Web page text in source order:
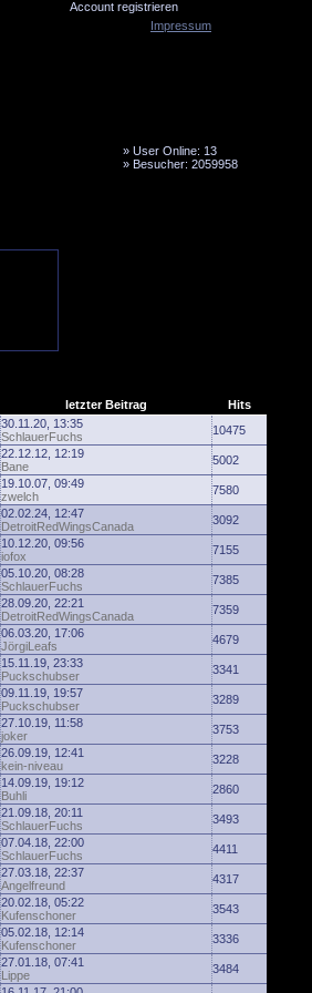
Account registrieren
» User Online: 13
» Besucher: 2059958
letzter Beitrag
Hits
30.11.20, 13:35
SchlauerFuchs
10475
22.12.12, 12:19
Bane
5002
19.10.07, 09:49
zwelch
7580
02.02.24, 12:47
DetroitRedWingsCanada
3092
10.12.20, 09:56
iofox
7155
05.10.20, 08:28
SchlauerFuchs
7385
28.09.20, 22:21
DetroitRedWingsCanada
7359
06.03.20, 17:06
JörgiLeafs
4679
15.11.19, 23:33
Puckschubser
3341
09.11.19, 19:57
Puckschubser
3289
27.10.19, 11:58
joker
3753
26.09.19, 12:41
kein-niveau
3228
14.09.19, 19:12
Buhli
2860
21.09.18, 20:11
SchlauerFuchs
3493
07.04.18, 22:00
SchlauerFuchs
4411
27.03.18, 22:37
Angelfreund
4317
20.02.18, 05:22
Kufenschoner
3543
05.02.18, 12:14
Kufenschoner
3336
27.01.18, 07:41
Lippe
3484
Impressum